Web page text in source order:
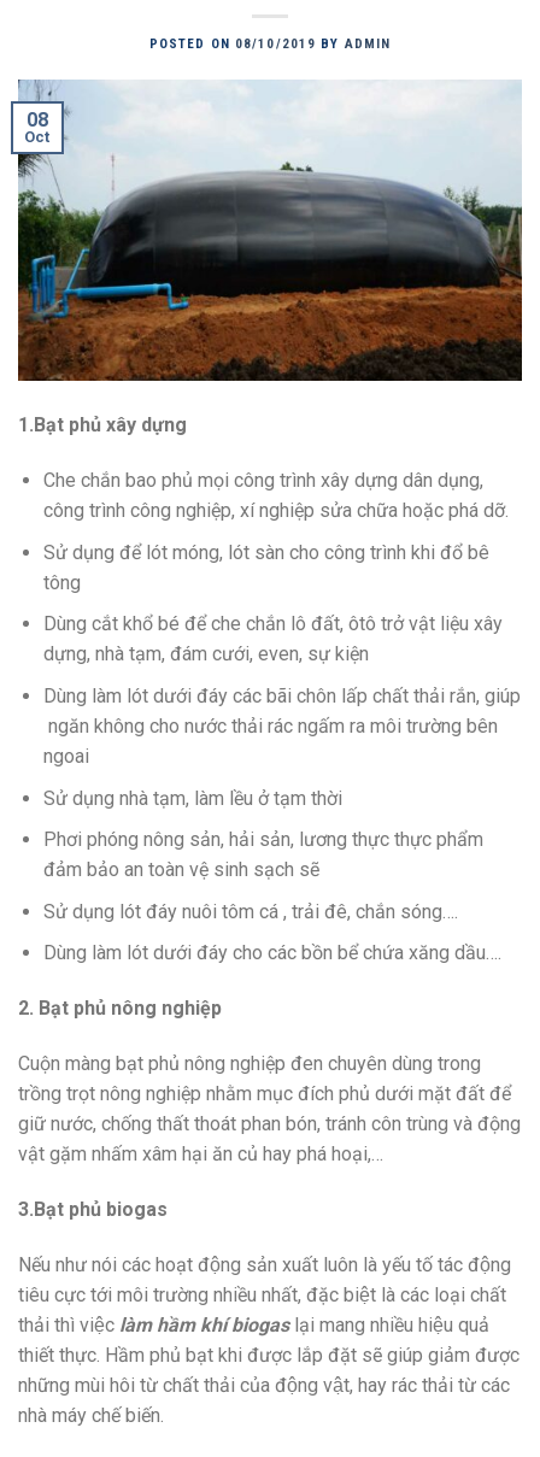
POSTED ON 08/10/2019 BY ADMIN
08
Oct
1.Bạt phủ xây dựng
Che chắn bao phủ mọi công trình xây dựng dân dụng,
công trình công nghiệp, xí nghiệp sửa chữa hoặc phá dỡ.
Sử dụng để lót móng, lót sàn cho công trình khi đổ bê
tông
Dùng cắt khổ bé để che chắn lô đất, ôtô trở vật liệu xây
dựng, nhà tạm, đám cưới, even, sự kiện
Dùng làm lót dưới đáy các bãi chôn lấp chất thải rắn, giúp
ngăn không cho nước thải rác ngấm ra môi trường bên
ngoai
Sử dụng nhà tạm, làm lều ở tạm thời
Phơi phóng nông sản, hải sản, lương thực thực phẩm
đảm bảo an toàn vệ sinh sạch sẽ
Sử dụng lót đáy nuôi tôm cá , trải đê, chắn sóng….
Dùng làm lót dưới đáy cho các bồn bể chứa xăng dầu….
2. Bạt phủ nông nghiệp
Cuộn màng bạt phủ nông nghiệp đen chuyên dùng trong
trồng trọt nông nghiệp nhằm mục đích phủ dưới mặt đất để
giữ nước, chống thất thoát phan bón, tránh côn trùng và động
vật gặm nhấm xâm hại ăn củ hay phá hoại,…
3.Bạt phủ biogas
Nếu như nói các hoạt động sản xuất luôn là yếu tố tác động
tiêu cực tới môi trường nhiều nhất, đặc biệt là các loại chất
thải thì việc làm hầm khí biogaslại mang nhiều hiệu quả
thiết thực. Hầm phủ bạt khi được lắp đặt sẽ giúp giảm được
những mùi hôi từ chất thải của động vật, hay rác thải từ các
nhà máy chế biến.